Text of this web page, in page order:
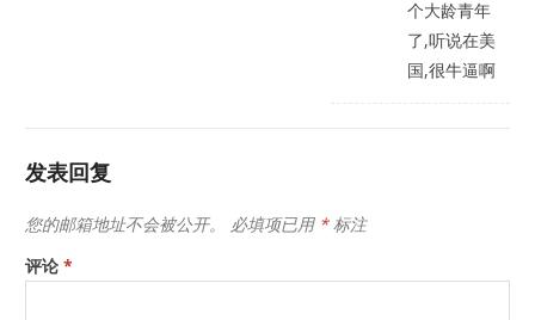
个大龄青年
了,听说在美
国,很牛逼啊
发表回复
您的邮箱地址不会被公开。 必填项已用 *标注
评论*